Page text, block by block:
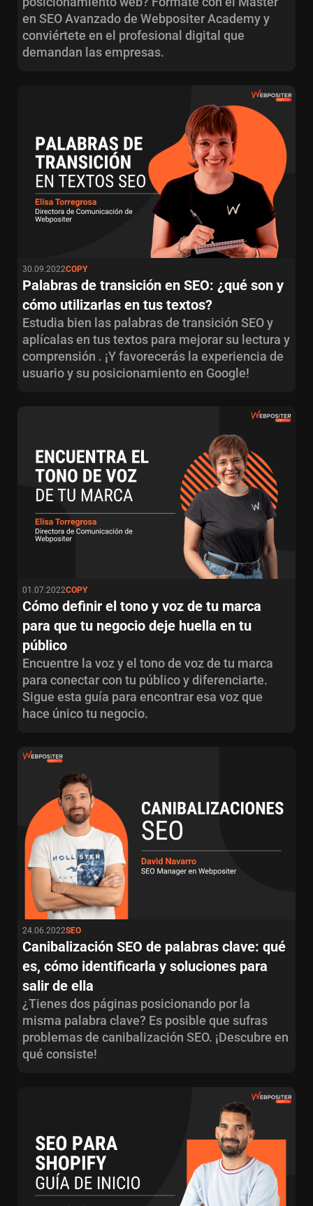
en SEO Avanzado de Webpositer Academy y
conviértete en el profesional digital que
demandan las empresas.
30.09.2022COPY
Palabras de transición en SEO: ¿qué son y
cómo utilizarlas en tus textos?
Estudia bien las palabras de transición SEO y
aplícalas en tus textos para mejorar su lectura y
comprensión . ¡Y favorecerás la experiencia de
usuario y su posicionamiento en Google!
01.07.2022COPY
Cómo definir el tono y voz de tu marca
para que tu negocio deje huella en tu
público
Encuentre la voz y el tono de voz de tu marca
para conectar con tu público y diferenciarte.
Sigue esta guía para encontrar esa voz que
hace único tu negocio.
24.06.2022SEO
Canibalización SEO de palabras clave: qué
es, cómo identificarla y soluciones para
salir de ella
¿Tienes dos páginas posicionando por la
misma palabra clave? Es posible que sufras
problemas de canibalización SEO. ¡Descubre en
qué consiste!